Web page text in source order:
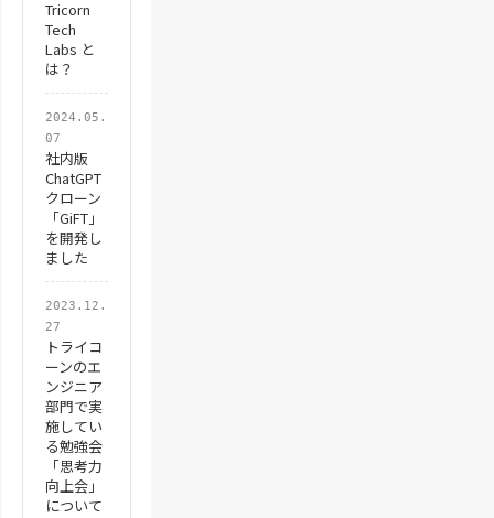
Tricorn
Tech
Labs と
は？
2024.05.
07
社内版
ChatGPT
クローン
「GiFT」
を開発し
ました
2023.12.
27
トライコ
ーンのエ
ンジニア
部門で実
施してい
る勉強会
「思考力
向上会」
について